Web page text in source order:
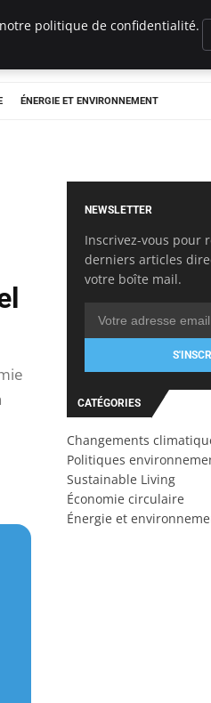
ÉNERGIE ET ENVIRONNEMENT
NEWSLETTER
Inscrivez-vous pour
derniers articles
votre boîte mail.
CATÉGORIES
Changements
Politiques
Sustainable Living
Économie circulaire
Énergie et
politique de confidentialité.